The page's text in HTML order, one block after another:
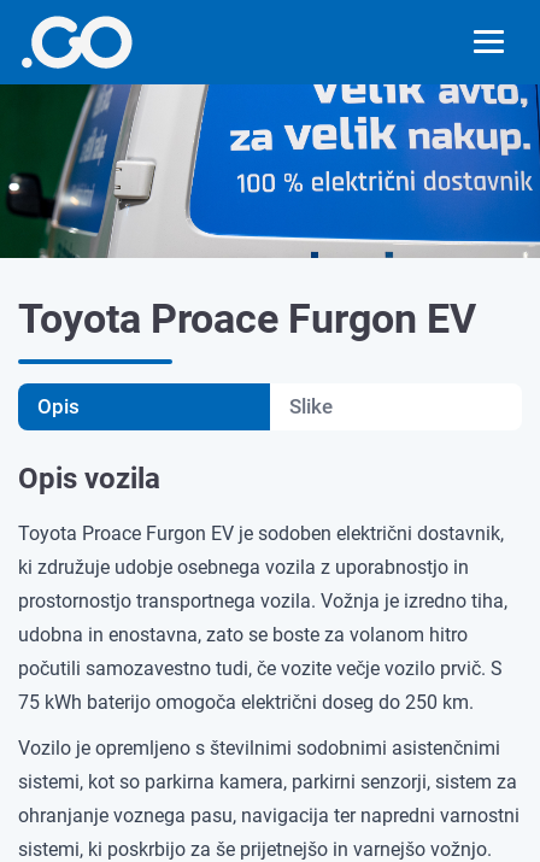
Toyota Proace Furgon EV
Opis Slike
Opis vozila
Toyota Proace Furgon EV je sodoben električni dostavnik,
ki združuje udobje osebnega vozila z uporabnostjo in
prostornostjo transportnega vozila. Vožnja je izredno tiha,
udobna in enostavna, zato se boste za volanom hitro
počutili samozavestno tudi, če vozite večje vozilo prvič. S
75 kWh baterijo omogoča električni doseg do 250 km.
Vozilo je opremljeno s številnimi sodobnimi asistenčnimi
sistemi, kot so parkirna kamera, parkirni senzorji, sistem za
ohranjanje voznega pasu, navigacija ter napredni varnostni
sistemi, ki poskrbijo za še prijetnejšo in varnejšo vožnjo.